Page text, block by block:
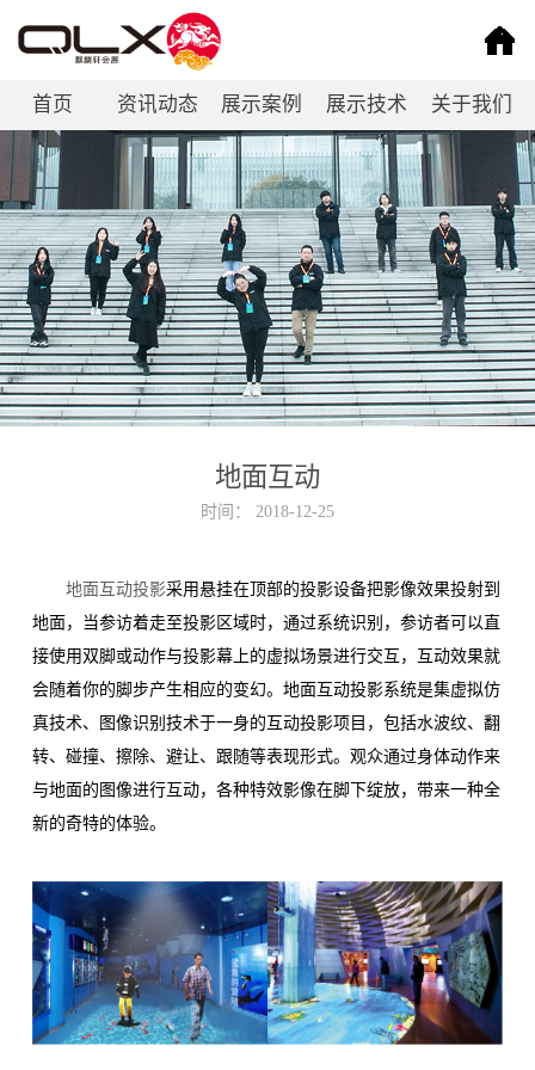
首页 资讯动态 展示案例 展示技术 关于我们
联系我们
地面互动
时间： 2018-12-25
地面互动投影采用悬挂在顶部的投影设备把影像效果投射到
地面，当参访着走至投影区域时，通过系统识别，参访者可以直
接使用双脚或动作与投影幕上的虚拟场景进行交互，互动效果就
会随着你的脚步产生相应的变幻。地面互动投影系统是集虚拟仿
真技术、图像识别技术于一身的互动投影项目，包括水波纹、翻
转、碰撞、擦除、避让、跟随等表现形式。观众通过身体动作来
与地面的图像进行互动，各种特效影像在脚下绽放，带来一种全
新的奇特的体验。